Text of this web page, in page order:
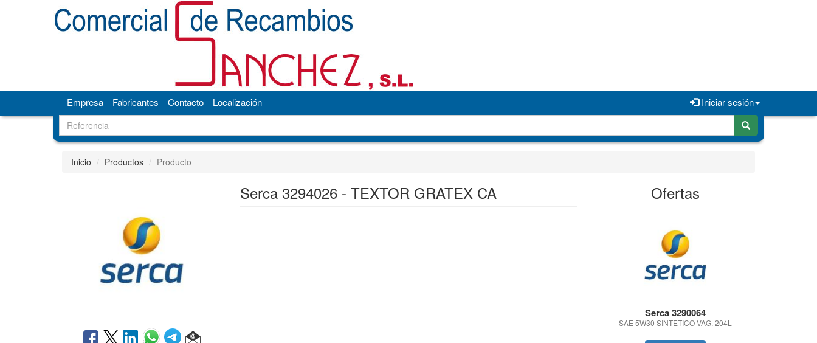
Iniciar sesión
Empresa Fabricantes Contacto Localización
Inicio Productos Producto
Serca 3294026 - TEXTOR GRATEX CA Ofertas
Serca 3290064
SAE 5W30 SINTETICO VAG. 204L